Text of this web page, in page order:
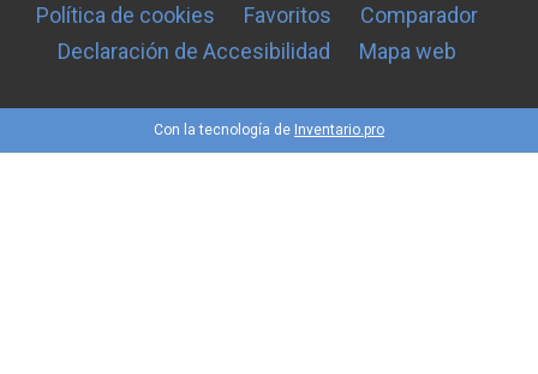
Política de cookies
Favoritos
Comparador
Declaración de Accesibilidad
Mapa web
Con la tecnología de Inventario.pro